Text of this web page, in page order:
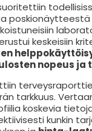
poskionäytteestä
keskeisiin
nopeus ja
tarkkuus.
koskevia
kunkin